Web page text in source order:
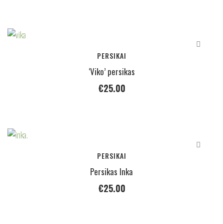
PERSIKAI
‘Viko’ persikas
€25.00
PERSIKAI
Persikas Inka
€25.00